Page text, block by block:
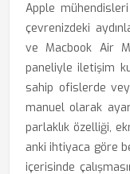
Apple
çevrenizdeki
ve Macbook Air
paneliyle iletişim
sahip ofislerde
manuel olarak
parlaklık özelliği,
anki ihtiyaca göre
içerisinde